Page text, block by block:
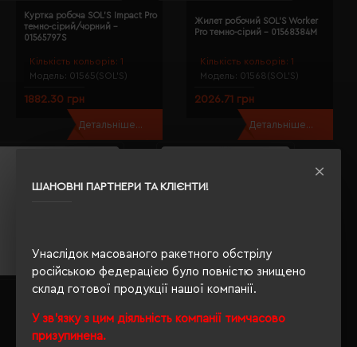
ШАНОВНІ ПАРТНЕРИ ТА КЛІЄНТИ!
Унаслідок масованого ракетного обстрілу
російською федерацією було повністю знищено
склад готової продукції нашої компанії.
У зв'язку з цим діяльність компанії тимчасово
призупинена.
Кількість кольорів: 1
Модель: 01565(SOL’S)
Куртка робоча SOL'S Impact Pro
темно-сірий/чорний -
01565797S
1882.30 грн
Детальніше...
Кількість кольорів: 1
Модель: 01568(SOL’S)
Жилет робочий SOL'S Worker
Pro темно-сірий - 01568384M
2026.71 грн
Детальніше...
Кількість кольорів:
темно-сірий - 80400384M
Pro темно-сірий - 80500384M